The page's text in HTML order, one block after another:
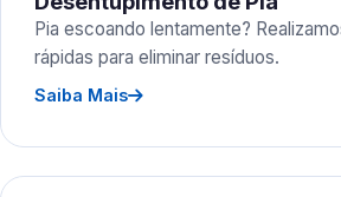
Pia escoando lentamente?
rápidas para eliminar resíduos.
Saiba Mais